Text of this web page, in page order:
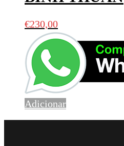
€230,00
Adicionar